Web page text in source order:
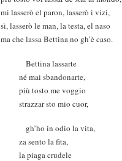
mi lasserò el paron, lasserò i vizi,
sì, lasserò le man, la testa, el naso
ma che lassa Bettina no gh’è caso.
Bettina lassarte
né mai sbandonarte,
più tosto me voggio
strazzar sto mio cuor,
gh’ho in odio la vita,
za sento la fita,
la piaga crudele